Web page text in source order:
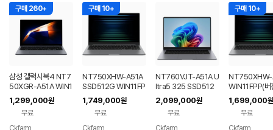
구매 260+
삼성 갤럭시북4 NT7
50XGR-A51A WIN1
1 FPP(버젼UP설치)
업무용 학생용 사무용
노트북 문스톤그레이
1,299,000원
무료
구매 10+
NT750XHW-A51A
SSD512G WIN11FP
P(버젼UP설치) 삼성
전자 갤럭시북5 노트
1,749,000원
무료
NT760VJT-A51A U
ltra5 325 SSD512
G WIN11 FPP(버젼U
P설치) 삼성전자 갤럭
시북6 2026년 신제
품 노트북 그레이색
2,099,000원
무료
구매 10+
NT750XHW-
WIN11FPP(버
설치) 삼성전자
북5 노트북
1,699,000원
무료